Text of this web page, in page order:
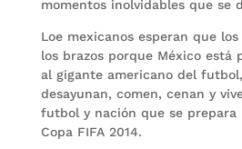
momentos inolvidables que se
Loe mexicanos esperan que
los brazos porque México está
al gigante americano del
desayunan, comen, cenan y
futbol y nación que se prepara
Copa FIFA 2014.